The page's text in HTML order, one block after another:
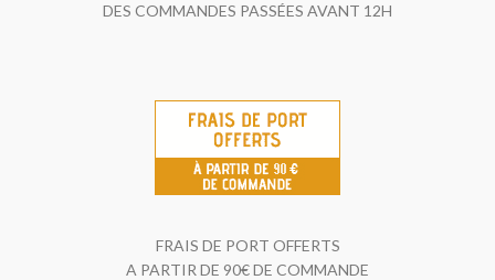
DES COMMANDES PASSÉES AVANT 12H
FRAIS DE PORT OFFERTS
A PARTIR DE 90€ DE COMMANDE